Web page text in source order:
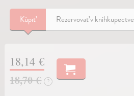
Kúpiť Rezervovať v kníhkupectve
18,14 €
18,70 €
?